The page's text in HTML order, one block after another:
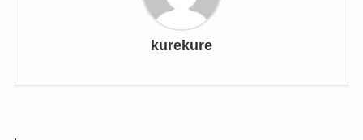
kurekure